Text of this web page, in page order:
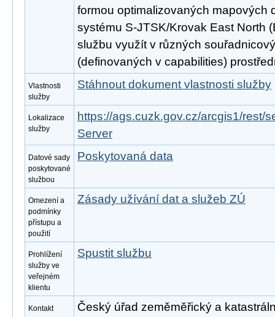
formou optimalizovaných mapových
systému S-JTSK/Krovak East North
službu využít v různých
(definovaných v capabilities)
Vlastnosti
služby
Stáhnout dokument vlastnosti služby
Lokalizace
služby
https://ags.cuzk.gov.cz/arcgis1/rest/
Server
Datové sady
poskytované
službou
Poskytovaná data
Omezení a
podmínky
přístupu a
použití
Zásady užívání dat a služeb ZÚ
Prohlížení
služby ve
veřejném
klientu
Spustit službu
Kontakt
Český úřad zeměměřický a